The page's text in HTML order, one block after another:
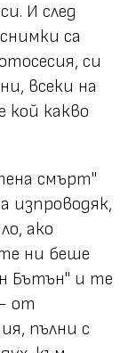
И след
са
си
всеки на
кой какво
смърт"
изпроводяк,
ако
ни беше
Бътън" и те
от
пълни с